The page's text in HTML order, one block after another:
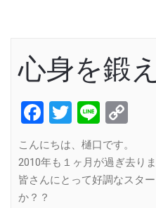
心身を鍛
Facebook
Twitter
Line
こんにちは、樋口です。
2010年も１ヶ月が過ぎ去りま
皆さんにとって好調なスタ
か？？